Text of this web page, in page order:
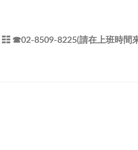
☷ ☎02-8509-8225(請在上班時間